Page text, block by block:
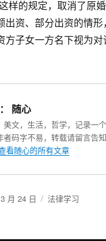
样的规定，取消了原
出资、部分出资的情形
方子女一方名下视为对
随心
美文，生活，哲学，记录一
者码字不易，转载请留言告
看随心的所有文章
月 24 日
分
法律学习